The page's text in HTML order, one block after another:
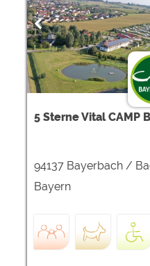
5 Sterne Vital CAMP
94137 Bayerbach /
Bayern